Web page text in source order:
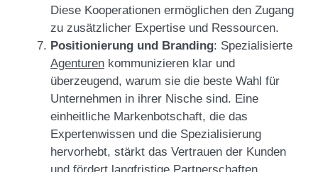
Diese Kooperationen ermöglichen den Zugang
zu zusätzlicher Expertise und Ressourcen.
Positionierung und Branding: Spezialisierte
Agenturen kommunizieren klar und
überzeugend, warum sie die beste Wahl für
Unternehmen in ihrer Nische sind. Eine
einheitliche Markenbotschaft, die das
Expertenwissen und die Spezialisierung
hervorhebt, stärkt das Vertrauen der Kunden